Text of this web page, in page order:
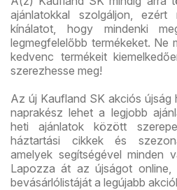
ajánlatokkal szolgáljon, ezért
kínálatot, hogy mindenki
legmegfelelőbb termékeket. Ne
kedvenc termékeit
szerezhesse meg!
Az új Kaufland SK akciós újság
naprakész lehet a legjobb
heti ajánlatok között
háztartási cikkek és
amelyek segítségével minden
Lapozza át az újságot
bevásárlólistáját a legújabb